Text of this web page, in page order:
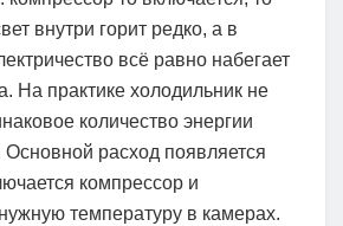
внутри горит редко, а в
всё равно набегает
На практике холодильник не
количество энергии
Основной расход появляется
компрессор и
температуру в камерах.